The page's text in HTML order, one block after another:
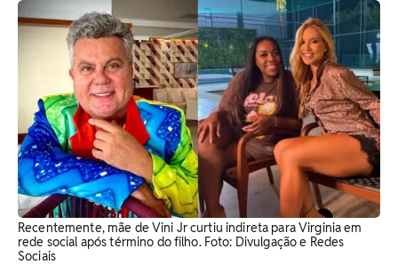
Recentemente, mãe de Vini Jr curtiu indireta para Virginia em
rede social após término do filho. Foto: Divulgação e Redes
Sociais